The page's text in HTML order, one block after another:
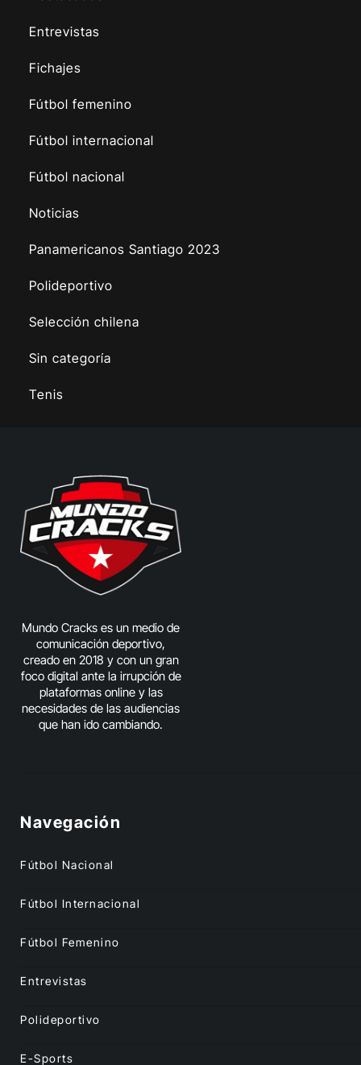
Entrevistas
Fichajes
Fútbol femenino
Fútbol internacional
Fútbol nacional
Noticias
Panamericanos Santiago 2023
Polideportivo
Selección chilena
Sin categoría
Tenis
Mundo Cracks es un medio de
comunicación deportivo,
creado en 2018 y con un gran
foco digital ante la irrupción de
plataformas online y las
necesidades de las audiencias
que han ido cambiando.
Navegación
Fútbol Nacional
Fútbol Internacional
Fútbol Femenino
Entrevistas
Polideportivo
E-Sports